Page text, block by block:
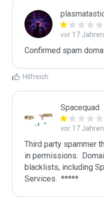
vor 17 Jahren
Confirmed spam
Hilfreich
Spacequad
vor 17 Jahren
Third party spammer
in permissions.
blacklists, including